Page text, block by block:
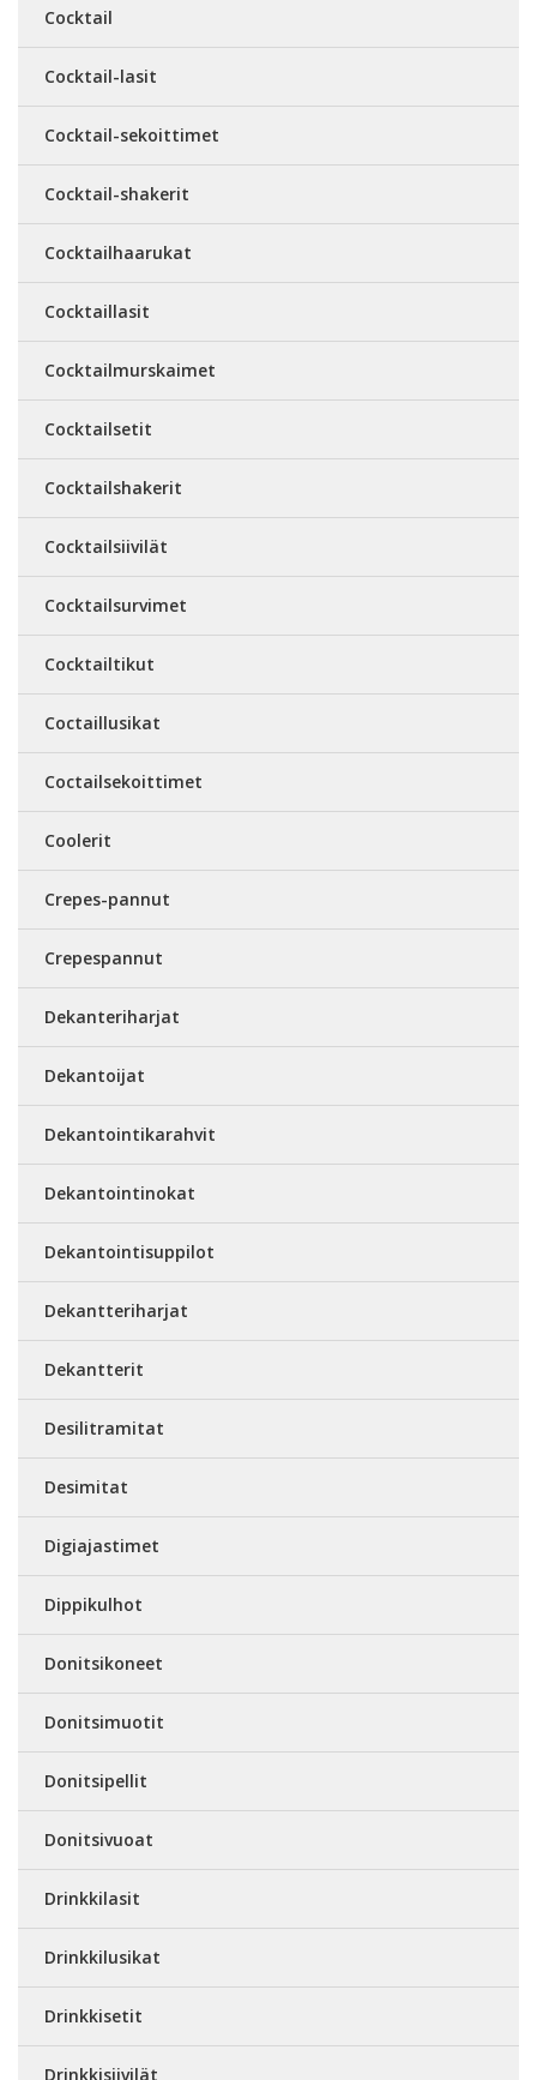
Cocktail
Cocktail-lasit
Cocktail-sekoittimet
Cocktail-shakerit
Cocktailhaarukat
Cocktaillasit
Cocktailmurskaimet
Cocktailsetit
Cocktailshakerit
Cocktailsiivilät
Cocktailsurvimet
Cocktailtikut
Coctaillusikat
Coctailsekoittimet
Coolerit
Crepes-pannut
Crepespannut
Dekanteriharjat
Dekantoijat
Dekantointikarahvit
Dekantointinokat
Dekantointisuppilot
Dekantteriharjat
Dekantterit
Desilitramitat
Desimitat
Digiajastimet
Dippikulhot
Donitsikoneet
Donitsimuotit
Donitsipellit
Donitsivuoat
Drinkkilasit
Drinkkilusikat
Drinkkisetit
Drinkkisiivilät